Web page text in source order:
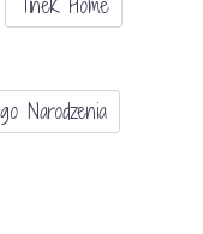
Narodzenia